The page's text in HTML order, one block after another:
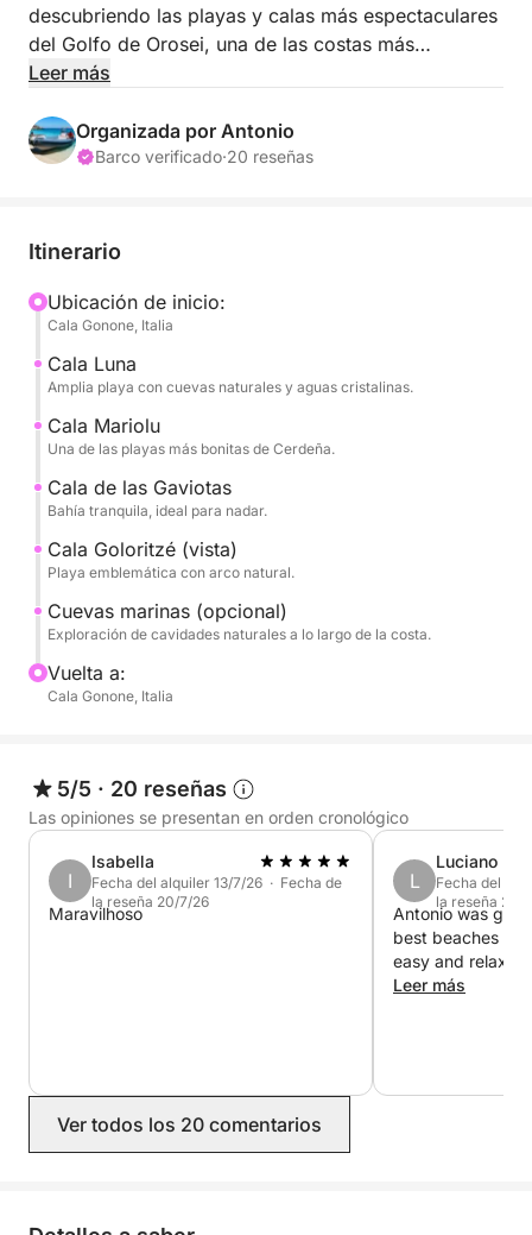
descubriendo las playas y calas más espectaculares
del Golfo de Orosei, una de las costas más
cautivadoras de Cerdeña.
Navegará a lo largo de una costa salvaje e
inmaculada, caracterizada por altos acantilados,
emblemáticas, como Cala Luna, Cala Mariolu, Cala
naturales accesibles principalmente por mar.
La excursión está diseñada para alternar la
navegación panorámica con paradas para nadar en
aguas turquesas, ideales para nadar y practicar
snorkel. El mar y el fondo marino cristalinos hacen
relajarse, tomar el sol y disfrutar del paisaje a su
antojo, inmerso en un entorno natural extraordinario.
Perfecto para parejas, familias o grupos de amigos,
es la forma ideal de descubrir el Golfo de Orosei
desde una perspectiva privilegiada.
desde el mar.
Leer más
Organizada por Antonio
Barco verificado·20 reseñas
Itinerario
Ubicación de inicio:
Cala Gonone, Italia
Cala Luna
Amplia playa con cuevas naturales y aguas cristalinas.
Cala Mariolu
Una de las playas más bonitas de Cerdeña.
Cala de las Gaviotas
Bahía tranquila, ideal para nadar.
Cala Goloritzé (vista)
Playa emblemática con arco natural.
Cuevas marinas (opcional)
Exploración de cavidades naturales a lo largo de la costa.
Vuelta a:
Cala Gonone, Italia
5/5 · 20 reseñas
Las opiniones se presentan en orden cronológico
I
Isabella
Fecha del alquiler 13/7/26 · Fecha de
la reseña 20/7/26
Maravilhoso
L
Luciano
Fecha del
la reseña 20/
Antonio was
best beaches
easy and relax.
Leer más
Ver todos los 20 comentarios